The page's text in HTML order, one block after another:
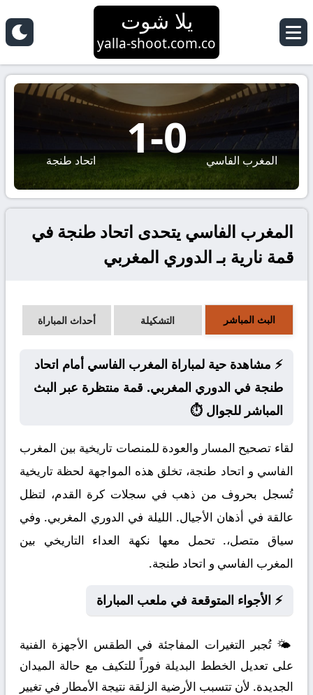
يلا شوت
yalla-shoot.com.co
المغرب الفاسي 0
-
1 اتحاد طنجة
المغرب الفاسي يتحدى اتحاد طنجة في
قمة نارية بـ الدوري المغربي
البث المباشر التشكيلة أحداث المباراة
⚡ مشاهدة حية لمباراة المغرب الفاسي أمام اتحاد
طنجة في الدوري المغربي. قمة منتظرة عبر البث
المباشر للجوال ⏱️
لقاء تصحيح المسار والعودة للمنصات تاريخية بين المغرب
الفاسي و اتحاد طنجة، تخلق هذه المواجهة لحظة تاريخية
تُسجل بحروف من ذهب في سجلات كرة القدم، لتظل
عالقة في أذهان الأجيال. الليلة في الدوري المغربي. وفي
سياق متصل،. تحمل معها نكهة العداء التاريخي بين
المغرب الفاسي و اتحاد طنجة.
⚡ الأجواء المتوقعة في ملعب المباراة
🌤️ تُجبر التغيرات المفاجئة في الطقس الأجهزة الفنية
على تعديل الخطط البديلة فوراً للتكيف مع حالة الميدان
الجديدة. لأن تتسبب الأرضية الزلقة نتيجة الأمطار في تغيير